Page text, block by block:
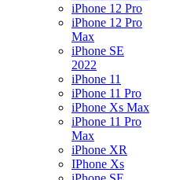
iPhone 12 Pro
iPhone 12 Pro
Max
iPhone SE
2022
iPhone 11
iPhone 11 Pro
iPhone Xs Max
iPhone 11 Pro
Max
iPhone XR
IPhone Xs